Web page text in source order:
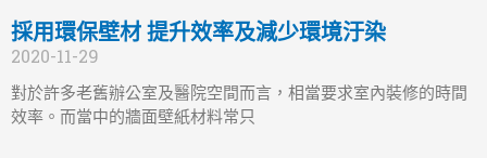
採用環保壁材 提升效率及減少環境汙染
2020-11-29
對於許多老舊辦公室及醫院空間而言，相當要求室內裝修的時間
效率。而當中的牆面壁紙材料常只